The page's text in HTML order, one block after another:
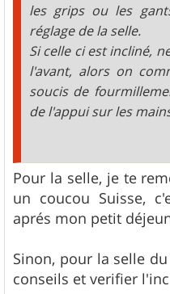
les grips ou les
réglage de la selle.
Si celle ci est incliné,
l'avant, alors on
soucis de
de l'appui sur les
Pour la selle, je te
un coucou Suisse,
aprés mon petit
Sinon, pour la selle
conseils et verifier